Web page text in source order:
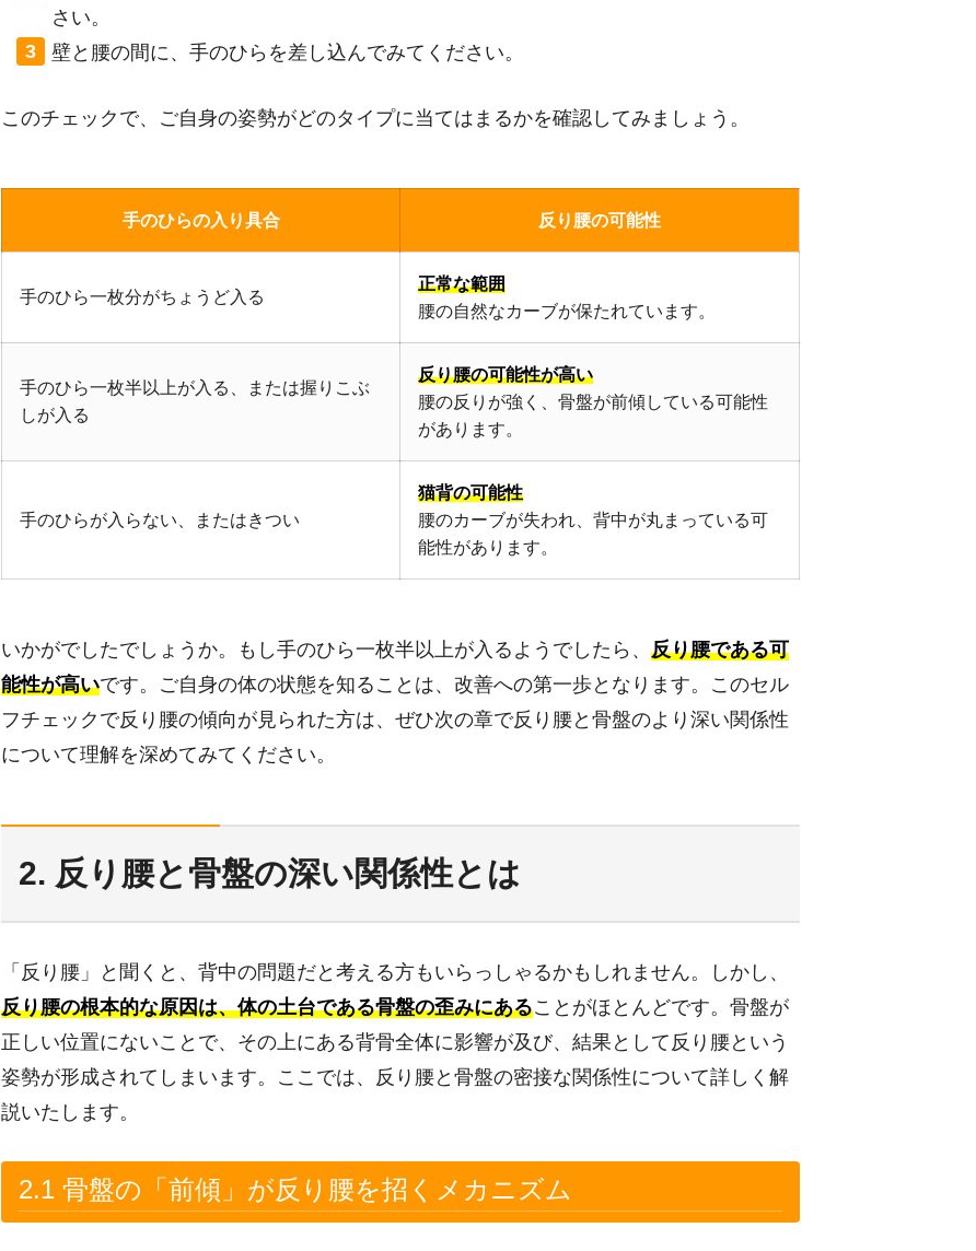
さい。
壁と腰の間に、手のひらを差し込んでみてください。
このチェックで、ご自身の姿勢がどのタイプに当てはまるかを確認してみましょう。
手のひらの入り具合 反り腰の可能性
手のひら一枚分がちょうど入る
正常な範囲
腰の自然なカーブが保たれています。
手のひら一枚半以上が入る、または握りこぶ
しが入る
反り腰の可能性が高い
腰の反りが強く、骨盤が前傾している可能性
があります。
手のひらが入らない、またはきつい
猫背の可能性
腰のカーブが失われ、背中が丸まっている可
能性があります。
いかがでしたでしょうか。もし手のひら一枚半以上が入るようでしたら、 反り腰である可
能性が高いです。ご自身の体の状態を知ることは、改善への第一歩となります。このセル
フチェックで反り腰の傾向が見られた方は、ぜひ次の章で反り腰と骨盤のより深い関係性
について理解を深めてみてください。
2. 反り腰と骨盤の深い関係性とは
「反り腰」と聞くと、背中の問題だと考える方もいらっしゃるかもしれません。しかし、
反り腰の根本的な原因は、体の土台である骨盤の歪みにあることがほとんどです。骨盤が
正しい位置にないことで、その上にある背骨全体に影響が及び、結果として反り腰という
姿勢が形成されてしまいます。ここでは、反り腰と骨盤の密接な関係性について詳しく解
説いたします。
2.1 骨盤の「前傾」が反り腰を招くメカニズム